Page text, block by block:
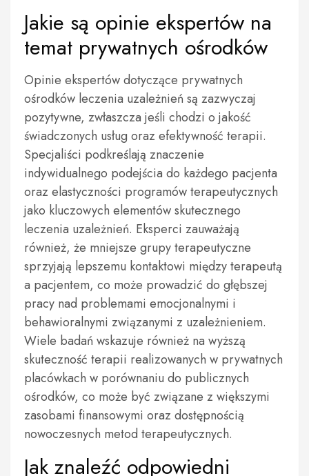
Jakie są opinie ekspertów na
temat prywatnych ośrodków
Opinie ekspertów dotyczące prywatnych
ośrodków leczenia uzależnień są zazwyczaj
pozytywne, zwłaszcza jeśli chodzi o jakość
świadczonych usług oraz efektywność terapii.
Specjaliści podkreślają znaczenie
indywidualnego podejścia do każdego pacjenta
oraz elastyczności programów terapeutycznych
jako kluczowych elementów skutecznego
leczenia uzależnień. Eksperci zauważają
również, że mniejsze grupy terapeutyczne
sprzyjają lepszemu kontaktowi między terapeutą
a pacjentem, co może prowadzić do głębszej
pracy nad problemami emocjonalnymi i
behawioralnymi związanymi z uzależnieniem.
Wiele badań wskazuje również na wyższą
skuteczność terapii realizowanych w prywatnych
placówkach w porównaniu do publicznych
ośrodków, co może być związane z większymi
zasobami finansowymi oraz dostępnością
nowoczesnych metod terapeutycznych.
Jak znaleźć odpowiedni